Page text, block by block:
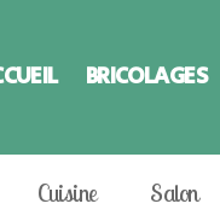
BRICOLAGES
Cuisine Salon